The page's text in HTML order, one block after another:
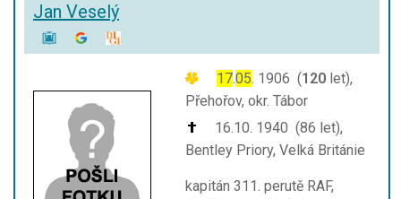
Jan Veselý
17.05. 1906 (120 let),
Přehořov, okr. Tábor
16.10. 1940 (86 let),
Bentley Priory, Velká Británie
kapitán 311. perutě RAF,